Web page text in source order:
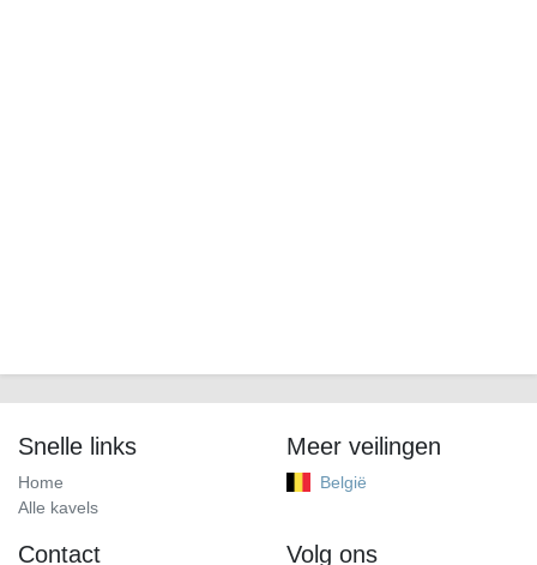
Snelle links
Home
Alle kavels
Meer veilingen
België
Contact Volg ons